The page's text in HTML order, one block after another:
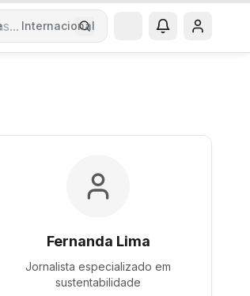
Internacional
Fernanda Lima
Jornalista especializado em
sustentabilidade